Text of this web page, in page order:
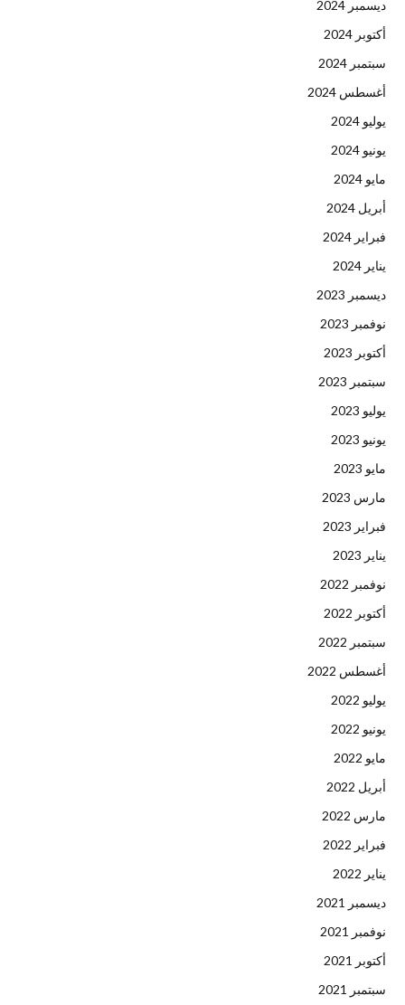
ديسمبر 2024
أكتوبر 2024
سبتمبر 2024
أغسطس 2024
يوليو 2024
يونيو 2024
مايو 2024
أبريل 2024
فبراير 2024
يناير 2024
ديسمبر 2023
نوفمبر 2023
أكتوبر 2023
سبتمبر 2023
يوليو 2023
يونيو 2023
مايو 2023
مارس 2023
فبراير 2023
يناير 2023
نوفمبر 2022
أكتوبر 2022
سبتمبر 2022
أغسطس 2022
يوليو 2022
يونيو 2022
مايو 2022
أبريل 2022
مارس 2022
فبراير 2022
يناير 2022
ديسمبر 2021
نوفمبر 2021
أكتوبر 2021
سبتمبر 2021